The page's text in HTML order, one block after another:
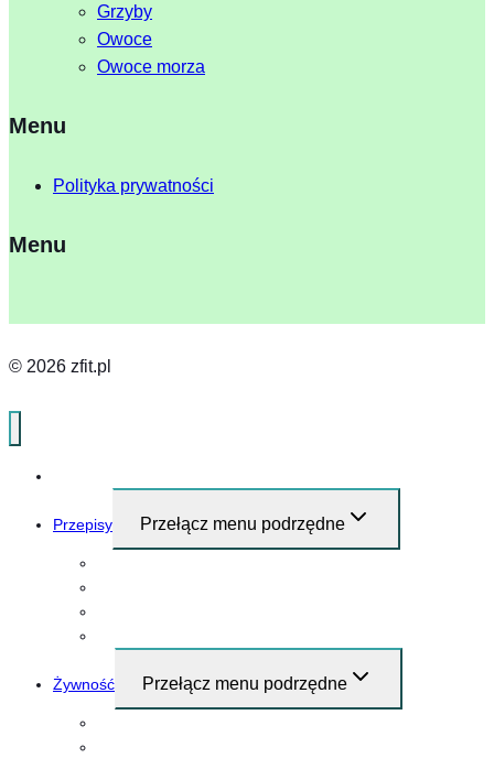
Grzyby
Owoce
Owoce morza
Menu
Polityka prywatności
Menu
© 2026 zfit.pl
Przepisy Przełącz menu podrzędne
Żywność Przełącz menu podrzędne